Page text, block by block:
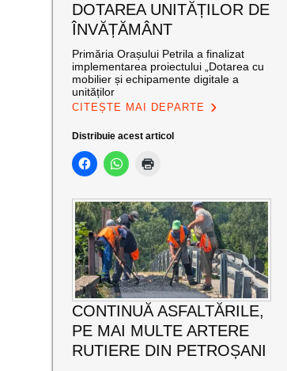
DOTAREA UNITĂȚILOR DE
ÎNVĂȚĂMÂNT
Primăria Orașului Petrila a finalizat
implementarea proiectului „Dotarea cu
mobilier și echipamente digitale a
unităților
CITEȘTE MAI DEPARTE
Distribuie acest articol
CONTINUĂ ASFALTĂRILE,
PE MAI MULTE ARTERE
RUTIERE DIN PETROȘANI